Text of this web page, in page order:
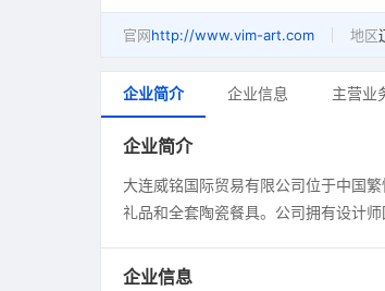
官网http://www.vim-art.com 地区
企业简介 企业信息 主营业
企业简介
大连威铭国际贸易有限公司位于中国
礼品和全套陶瓷餐具。公司拥有设计
企业信息